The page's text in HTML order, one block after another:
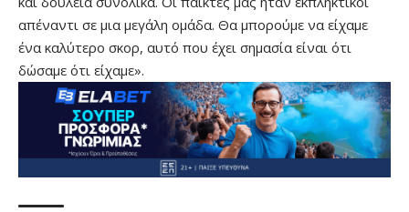
απέναντι σε μια μεγάλη ομάδα. Θα μπορούμε να είχαμε
ένα καλύτερο σκορ, αυτό που έχει σημασία είναι ότι
δώσαμε ότι είχαμε».